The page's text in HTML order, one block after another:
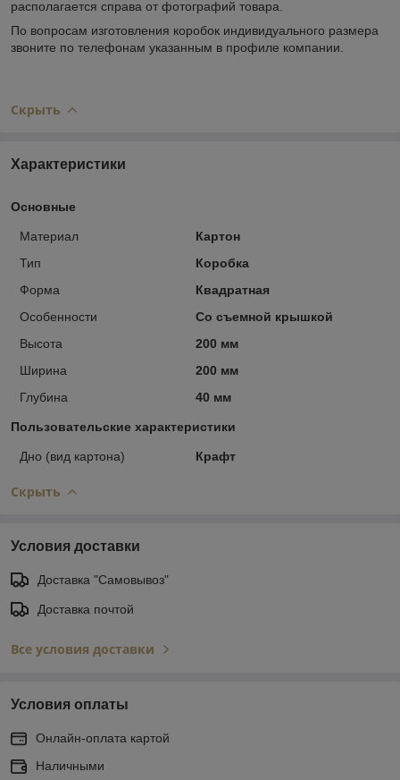
располагается справа от фотографий товара.
По вопросам изготовления коробок индивидуального размера
звоните по телефонам указанным в профиле компании.
Скрыть
Характеристики
Основные
Материал
Картон
Тип
Коробка
Форма
Квадратная
Особенности
Со съемной крышкой
Высота
200 мм
Ширина
200 мм
Глубина
40 мм
Пользовательские характеристики
Дно (вид картона) Крафт
Скрыть
Условия доставки
Доставка "Самовывоз"
Доставка почтой
Все условия доставки
Условия оплаты
Онлайн-оплата картой
Наличными